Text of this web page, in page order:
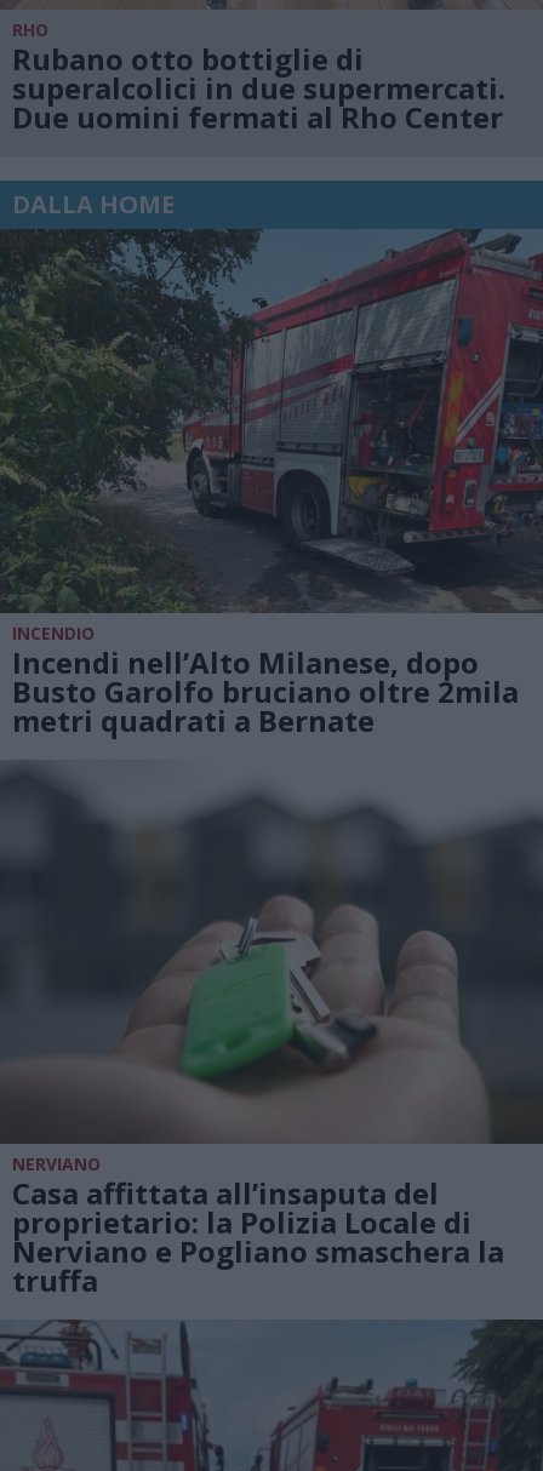
RHO
Rubano otto bottiglie di
superalcolici in due supermercati.
Due uomini fermati al Rho Center
DALLA HOME
INCENDIO
Incendi nell’Alto Milanese, dopo
Busto Garolfo bruciano oltre 2mila
metri quadrati a Bernate
NERVIANO
Casa affittata all’insaputa del
proprietario: la Polizia Locale di
Nerviano e Pogliano smaschera la
truffa